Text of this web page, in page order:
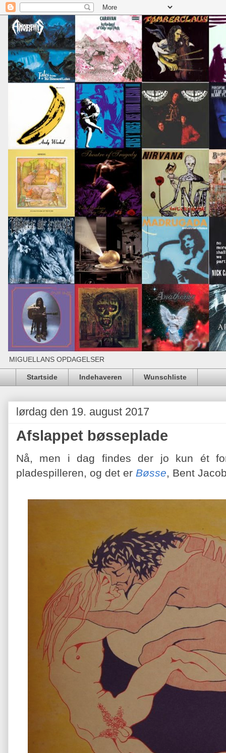
MIGUELLANS OPDAGELSER
Startside Indehaveren Wunschliste
lørdag den 19. august 2017
Afslappet bøsseplade
Nå, men i dag findes der jo kun ét
pladespilleren, og det er Bøsse, Bent